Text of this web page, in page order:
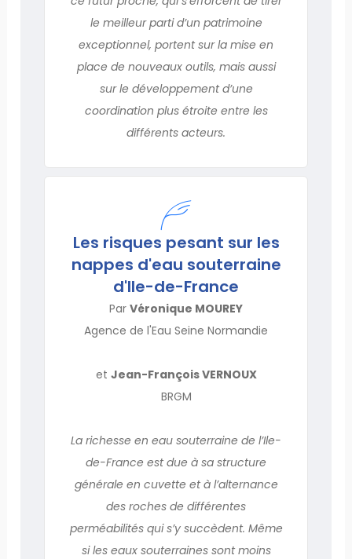
le meilleur parti d’un patrimoine
exceptionnel, portent sur la mise en
place de nouveaux outils, mais aussi
sur le développement d’une
coordination plus étroite entre les
différents acteurs.
Les risques pesant sur les
nappes d'eau souterraine
d'Ile-de-France
Par Véronique MOUREY
Agence de l'Eau Seine Normandie
et Jean-François VERNOUX
BRGM
La richesse en eau souterraine de l’Ile-
de-France est due à sa structure
générale en cuvette et à l’alternance
des roches de différentes
perméabilités qui s’y succèdent. Même
si les eaux souterraines sont moins